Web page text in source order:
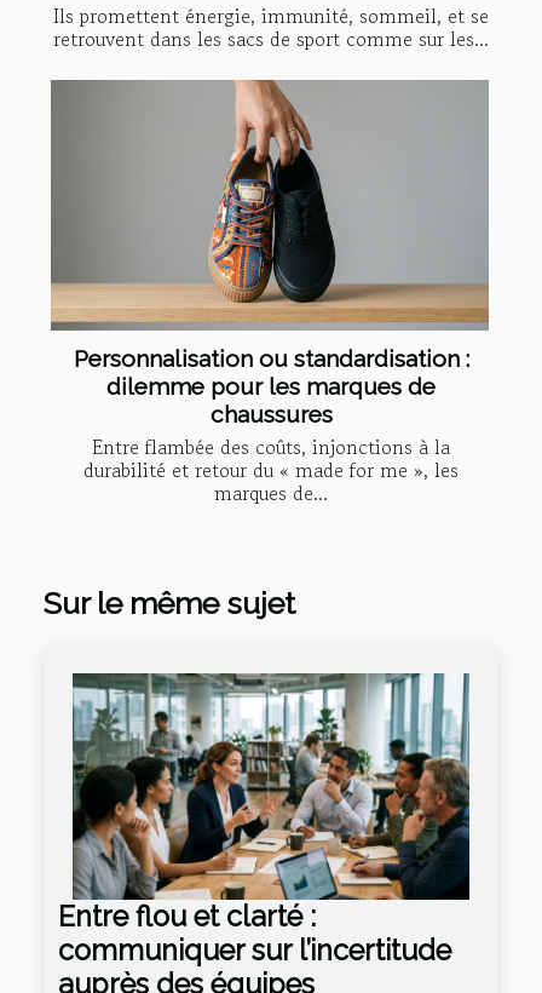
Ils promettent énergie, immunité, sommeil, et se
retrouvent dans les sacs de sport comme sur les...
Personnalisation ou standardisation :
dilemme pour les marques de
chaussures
Entre flambée des coûts, injonctions à la
durabilité et retour du « made for me », les
marques de...
Sur le même sujet
Entre flou et clarté :
communiquer sur l’incertitude
auprès des équipes